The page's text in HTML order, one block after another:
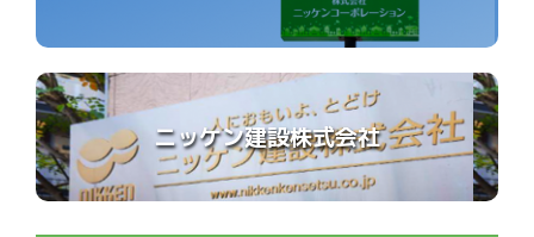
ニッケン建設株式会社